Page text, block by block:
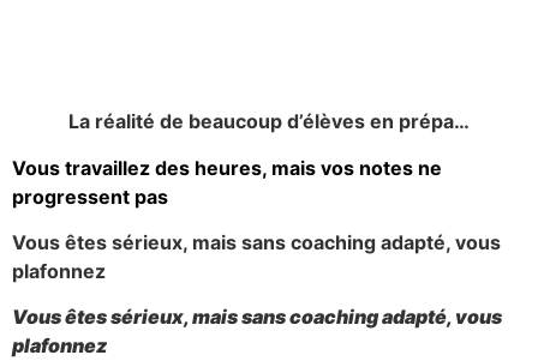
La réalité de beaucoup d’élèves en prépa…
Vous travaillez des heures, mais vos notes ne
progressent pas
Vous êtes sérieux, mais sans coaching adapté, vous
plafonnez
Vous êtes sérieux, mais sans coaching adapté, vous
plafonnez